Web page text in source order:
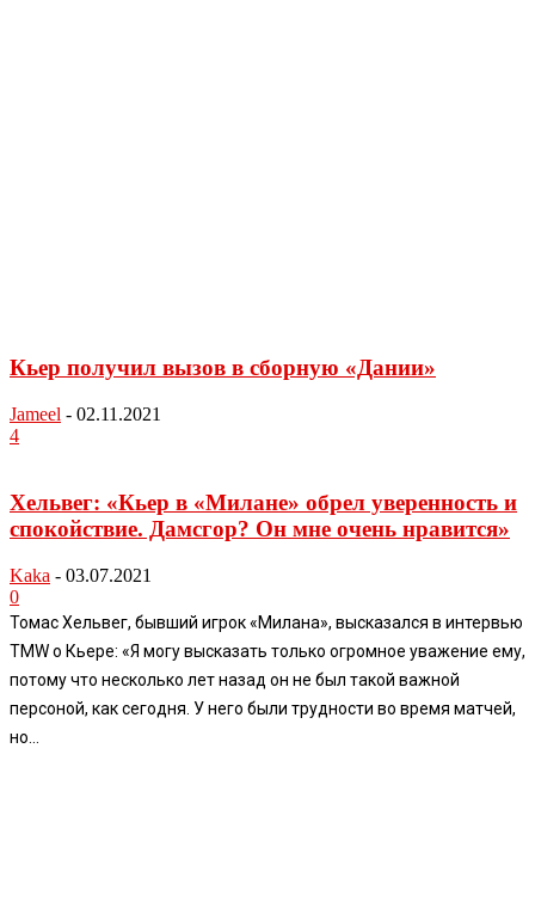
Кьер получил вызов в сборную «Дании»
Jameel - 02.11.2021
4
Хельвег: «Кьер в «Милане» обрел уверенность и
спокойствие. Дамсгор? Он мне очень нравится»
Kaka - 03.07.2021
0
Томас Хельвег, бывший игрок «Милана», высказался в интервью
TMW о Кьере: «Я могу высказать только огромное уважение ему,
потому что несколько лет назад он не был такой важной
персоной, как сегодня. У него были трудности во время матчей,
но...